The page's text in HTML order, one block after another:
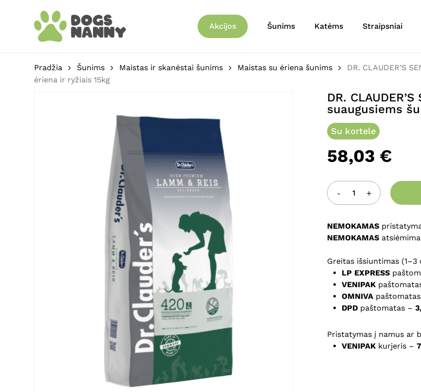
Akcijos Šunims Katėms Straipsniai
Pradžia Šunims Maistas ir skanėstai šunims Maistas su ėriena šunims
DR. CLAUDER’S
ėriena ir ryžiais 15kg
DR.
suaugusiems
Su kortele
58,03 €
NEMOKAMAS
NEMOKAMAS
Greitas išsiuntimas (1–3
LP EXPRESS
VENIPAK
OMNIVA
DPD paštomatas –
Pristatymas į namus ar
VENIPAK kurjeris –
Būkite pirmas
Jūsų atsiliepimas*
Pavadinimas *
Noriu savo
komentarą.